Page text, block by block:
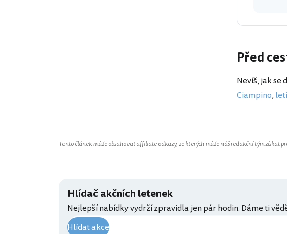
Před
Nevíš, jak se
Ciampino,
Tento článek může obsahovat affiliate odkazy, ze kterých může náš redakční tým získat
Hlídač akčních letenek
Nejlepší nabídky vydrží zpravidla jen pár hodin. Dáme ti
Hlídat akce